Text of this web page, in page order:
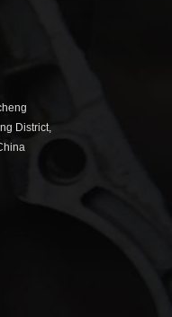
District,